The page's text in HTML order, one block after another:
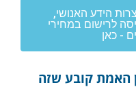
הידע האנושי,
לרישום במחירי
- כאן
האמת קובע שזה